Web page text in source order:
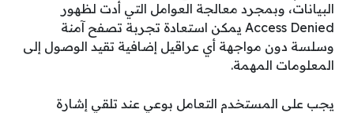
البيانات، وبمجرد معالجة العوامل التي أدت لظهور
Access Denied يمكن استعادة تجربة تصفح آمنة
وسلسة دون مواجهة أي عراقيل إضافية تقيد الوصول إلى
المعلومات المهمة.
يجب على المستخدم التعامل بوعي عند تلقي إشارة